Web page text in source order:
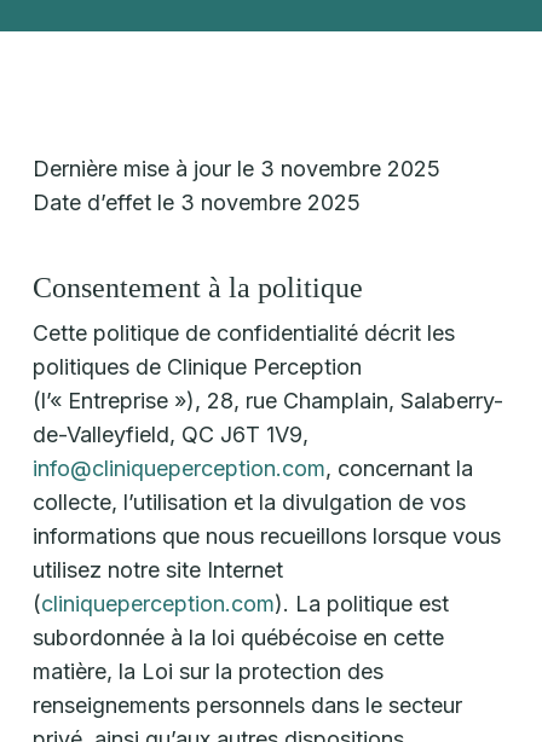
Dernière mise à jour le 3 novembre 2025
Date d’effet le 3 novembre 2025
Consentement à la politique
Cette politique de confidentialité décrit les
politiques de Clinique Perception
(l’« Entreprise »), 28, rue Champlain, Salaberry-
de-Valleyfield, QC J6T 1V9,
info@cliniqueperception.com, concernant la
collecte, l’utilisation et la divulgation de vos
informations que nous recueillons lorsque vous
utilisez notre site Internet
(cliniqueperception.com). La politique est
subordonnée à la loi québécoise en cette
matière, la Loi sur la protection des
renseignements personnels dans le secteur